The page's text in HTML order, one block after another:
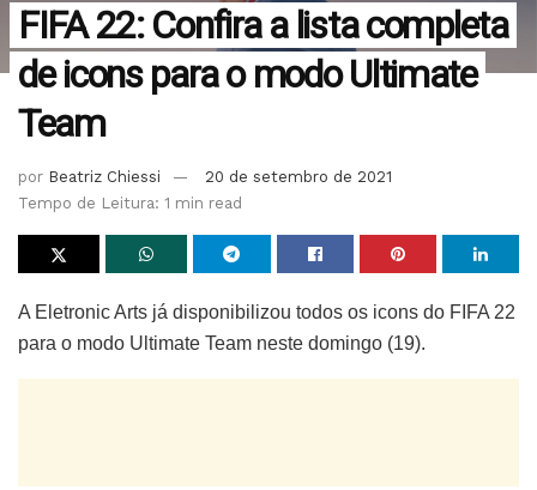
FIFA 22: Confira a lista completa
de icons para o modo Ultimate
Team
por Beatriz Chiessi
20 de setembro de 2021
Tempo de Leitura: 1 min read
A Eletronic Arts já disponibilizou todos os icons do FIFA 22
para o modo Ultimate Team neste domingo (19).